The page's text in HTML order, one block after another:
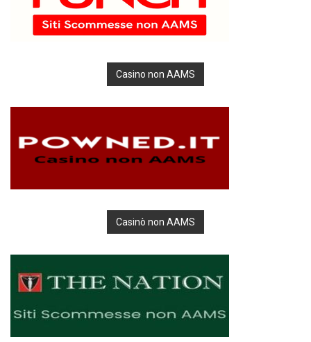
Casino non AAMS
Casinò non AAMS